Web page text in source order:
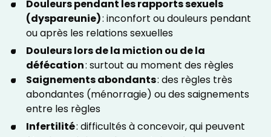
Douleurs pendant les rapports sexuels
(dyspareunie): inconfort ou douleurs pendant
ou après les relations sexuelles
Douleurs lors de la miction ou de la
défécation: surtout au moment des règles
Saignements abondants: des règles très
abondantes (ménorragie) ou des saignements
entre les règles
Infertilité: difficultés à concevoir, qui peuvent